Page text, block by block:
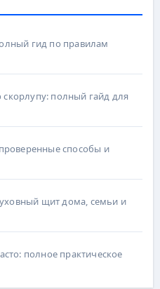
гид по правилам
полный гайд для
способы и
щит дома, семьи и
полное практическое